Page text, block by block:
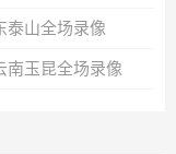
泰山全场录像
南玉昆全场录像